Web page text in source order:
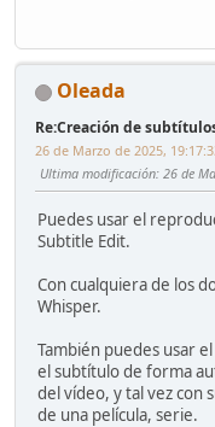
Oleada
Re:Creación de
26 de Marzo de 2025,
Ultima modificación: 26 de
Puedes usar el
Subtitle Edit.
Con cualquiera de los
Whisper.
También puedes usar
el subtítulo de forma
del vídeo, y tal vez con
de una película, serie.